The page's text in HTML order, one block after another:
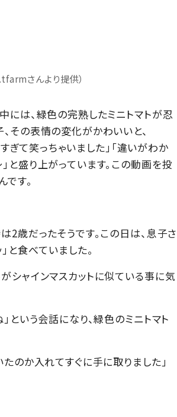
さんより提供）
には、緑色の完熟したミニトマトが忍
その表情の変化がかわいいと、
て笑っちゃいました」「違いがわか
と盛り上がっています。この動画を投
す。
2歳だったそうです。この日は、息子さ
と食べていました。
シャインマスカットに似ている事に気
という会話になり、緑色のミニトマト
たのか入れてすぐに手に取りました」